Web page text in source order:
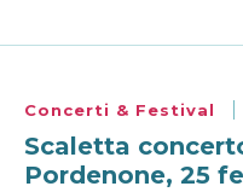
Concerti & Festival
Scaletta
Pordenone, 25